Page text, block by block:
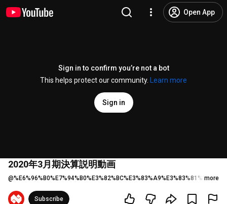
Open App
Sign in to confirm you’re not a bot
This helps protect our community.
Learn more
Sign in
2020年3月期決算説明動画
@ more
Subscribe